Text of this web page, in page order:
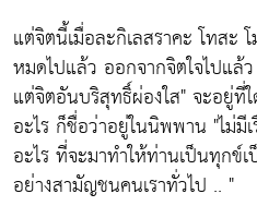
แต่จิตนี้เมื่อละกิเลสราคะ โทสะ
หมดไปแล้ว ออกจากจิตใจไปแล้ว
แต่จิตอันบริสุทธิ์ผ่องใส"จะอยู่ที่
อะไร ก็ชื่อว่าอยู่ในนิพพาน "ไม่มี
อะไร ที่จะมาทำให้ท่านเป็นทุกข์
อย่างสามัญชนคนเราทั่วไป .. "